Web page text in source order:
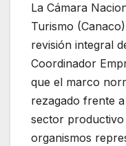
La Cámara
Turismo
revisión integral
Coordinador
que el marco
rezagado frente
sector productivo
organismos